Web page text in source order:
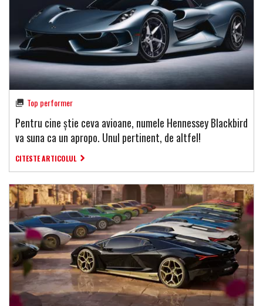
Top performer
Pentru cine știe ceva avioane, numele Hennessey Blackbird
va suna ca un apropo. Unul pertinent, de altfel!
CITESTE ARTICOLUL